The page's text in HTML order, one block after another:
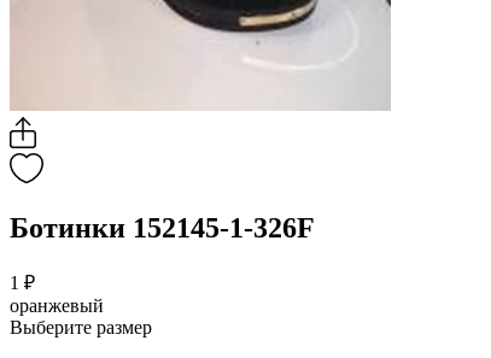
Ботинки 152145-1-326F
1 ₽
оранжевый
Выберите размер